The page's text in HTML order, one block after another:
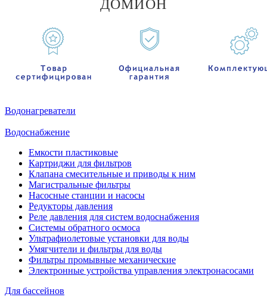
ДОМИОН
Водонагреватели
Водоснабжение
Емкости пластиковые
Картриджи для фильтров
Клапана смесительные и приводы к ним
Магистральные фильтры
Насосные станции и насосы
Редукторы давления
Реле давления для систем водоснабжения
Системы обратного осмоса
Ультрафиолетовые установки для воды
Умягчители и фильтры для воды
Фильтры промывные механические
Электронные устройства управления электронасосами
Для бассейнов